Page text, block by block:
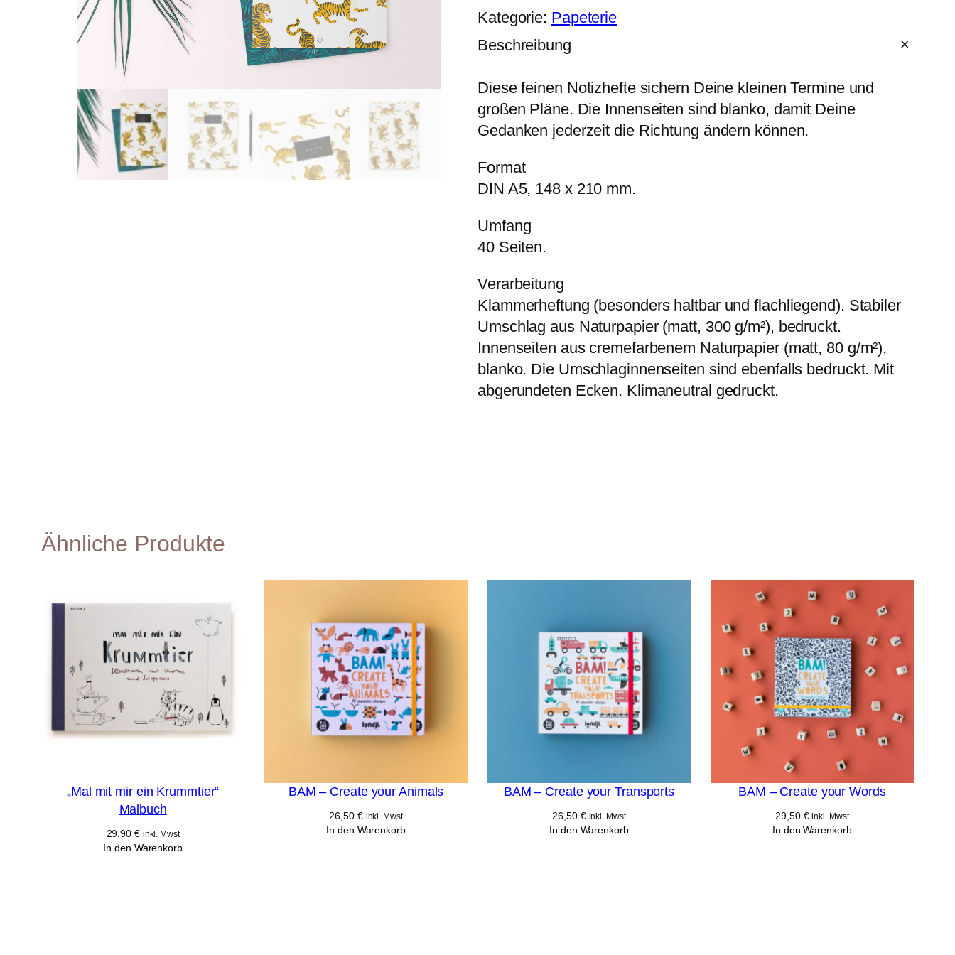
Kategorie: Papeterie
Beschreibung
Diese feinen Notizhefte sichern Deine kleinen Termine und
großen Pläne. Die Innenseiten sind blanko, damit Deine
Gedanken jederzeit die Richtung ändern können.
Format
DIN A5, 148 x 210 mm.
Umfang
40 Seiten.
Verarbeitung
Klammerheftung (besonders haltbar und flachliegend). Stabiler
Umschlag aus Naturpapier (matt, 300 g/m²), bedruckt.
Innenseiten aus cremefarbenem Naturpapier (matt, 80 g/m²),
blanko. Die Umschlaginnenseiten sind ebenfalls bedruckt. Mit
abgerundeten Ecken. Klimaneutral gedruckt.
Ähnliche Produkte
„Mal mit mir ein Krummtier“
Malbuch
29,90 € inkl. Mwst
In den Warenkorb
BAM – Create your Animals
26,50 € inkl. Mwst
In den Warenkorb
BAM – Create your Transports
26,50 € inkl. Mwst
In den Warenkorb
BAM – Create your Words
29,50 € inkl. Mwst
In den Warenkorb